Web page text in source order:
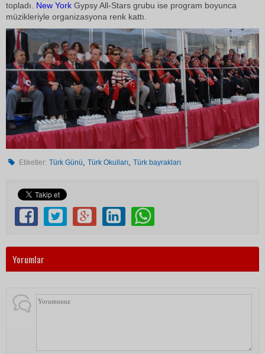
topladı. New York Gypsy All-Stars grubu ise program boyunca
müzikleriyle organizasyona renk kattı.
Etiketler: Türk Günü,Türk Okulları,Türk bayrakları
Yorumlar